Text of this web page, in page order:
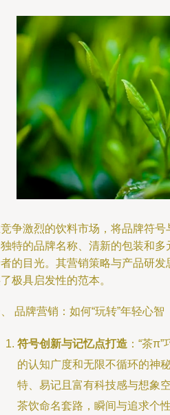
争激烈的饮料市场，将品牌符号
特的品牌名称、清新的包装和
的目光。其营销策略与产品研
极具启发性的范本。
品牌营销：如何“玩转”年轻心智
符号创新与记忆点打造 ：“茶
的认知广度和无限不循环的神
特、易记且富有科技感与想象
茶饮命名套路，瞬间与追求个